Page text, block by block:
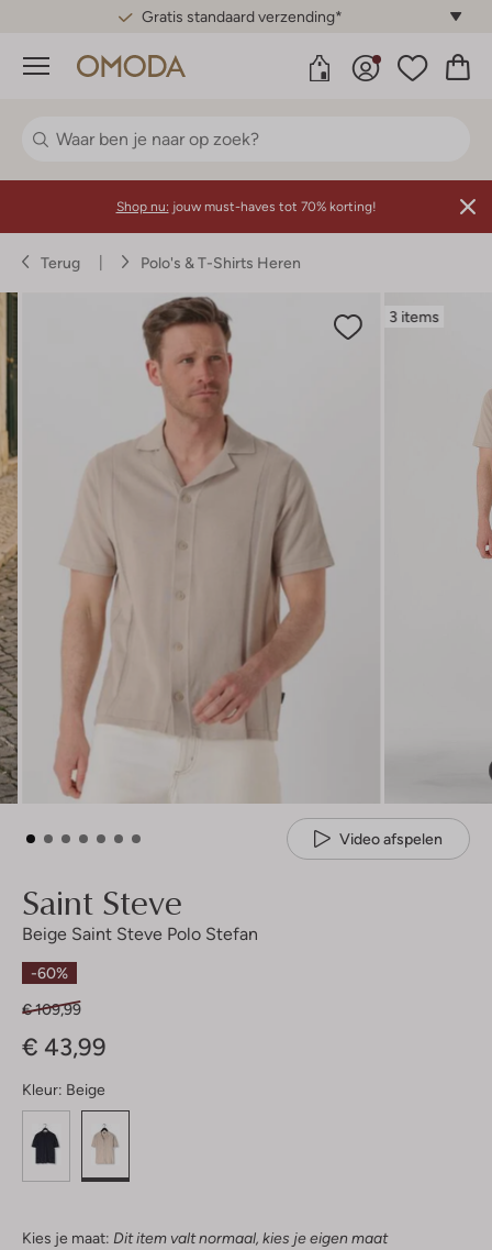
Gratis standaard verzending*
Menu
Shop nu: jouw must-haves tot 70% korting!
Terug Polo's & T-Shirts Heren
3 items
Video afspelen
Saint Steve
Beige Saint Steve Polo Stefan
-60%
€ 109,99
€ 43,99
Kleur: Beige
Kies je maat: Dit item valt normaal, kies je eigen maat